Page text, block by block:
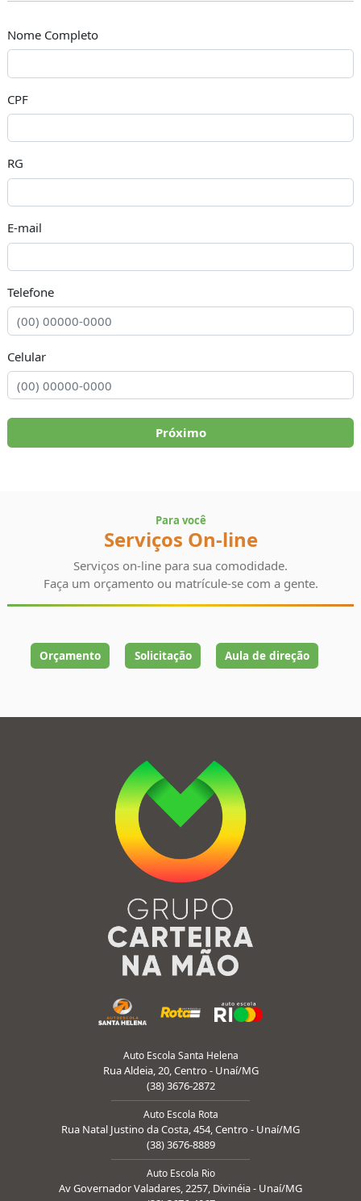
Nome Completo
CPF
RG
E-mail
Telefone
Celular
Próximo
Para você
Serviços On-line
Serviços on-line para sua comodidade.
Faça um orçamento ou matrícule-se com a gente.
Orçamento Solicitação Aula de direção
Auto Escola Santa Helena
Rua Aldeia, 20, Centro - Unaí/MG
(38) 3676-2872
Auto Escola Rota
Rua Natal Justino da Costa, 454, Centro - Unaí/MG
(38) 3676-8889
Auto Escola Rio
Av Governador Valadares, 2257, Divinéia - Unaí/MG